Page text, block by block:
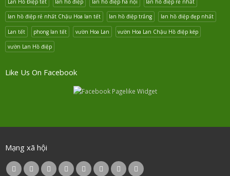
Lan Hồ Điệp tết lan hồ điệp lan hồ điệp hà nội lan hồ điệp rẻ nhất
lan hồ điệp rẻ nhất Chậu Hoa lan tết lan hồ điệp trắng lan hồ điệp đẹp nhất
Lan tết phong lan tết vườn Hoa Lan vườn Hoa Lan Chậu Hồ điệp kép
vườn Lan Hồ điệp
Like Us On Facebook
Mạng xã hội